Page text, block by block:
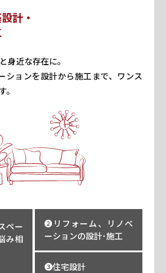
計・
身近な存在に。
ションを設計から施工まで、ワンス
。
ペー
み相
❷リフォーム、リノベ
ーションの設計･施工
❸住宅設計